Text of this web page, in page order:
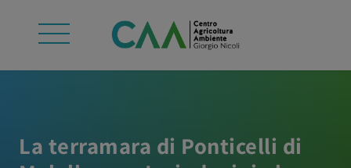
La terramara di Ponticelli di